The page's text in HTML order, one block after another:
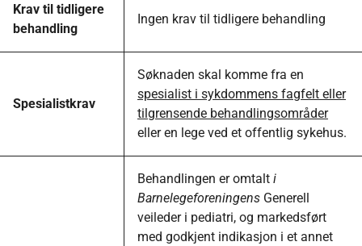
Krav til tidligere
behandling
Ingen krav til tidligere behandling
Spesialistkrav
Søknaden skal komme fra en
spesialist i sykdommens fagfelt eller
tilgrensende behandlingsområder
eller en lege ved et offentlig sykehus.
Behandlingen er omtalt i
Barnelegeforeningens Generell
veileder i pediatri, og markedsført
med godkjent indikasjon i et annet